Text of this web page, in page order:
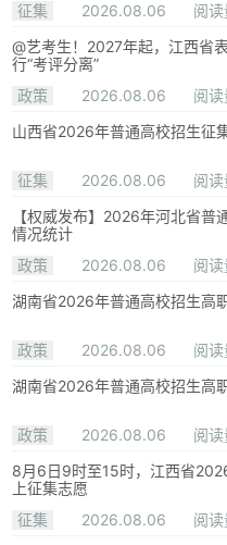
征集 2026.08.06
阅
@艺考生！2027年起，江西省
行“考评分离”
政策
2026.08.06
阅
山西省2026年普通高校招生征
征集 2026.08.06
阅
【权威发布】2026年河北省普
情况统计
政策
2026.08.06
阅
湖南省2026年普通高校招生高
政策 2026.08.06
阅
湖南省2026年普通高校招生高
政策 2026.08.06
阅
8月6日9时至15时，江西省
上征集志愿
征集
2026.08.06
阅